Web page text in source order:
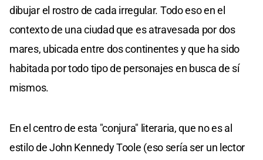
dibujar el rostro de cada irregular. Todo eso en el
contexto de una ciudad que es atravesada por dos
mares, ubicada entre dos continentes y que ha sido
habitada por todo tipo de personajes en busca de sí
mismos.
En el centro de esta "conjura" literaria, que no es al
estilo de John Kennedy Toole (eso sería ser un lector